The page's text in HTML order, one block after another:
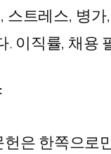
스트레스, 병
이직률, 채용
은 한쪽으로